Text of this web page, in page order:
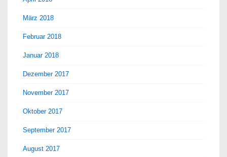
März 2018
Februar 2018
Januar 2018
Dezember 2017
November 2017
Oktober 2017
September 2017
August 2017